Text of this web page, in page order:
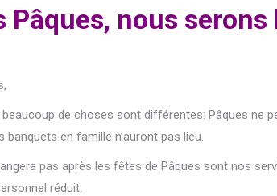
Pâques, nous
de choses sont différentes: Pâques ne
banquets en famille n’auront pas lieu.
pas après les fêtes de Pâques sont nos
réduit.